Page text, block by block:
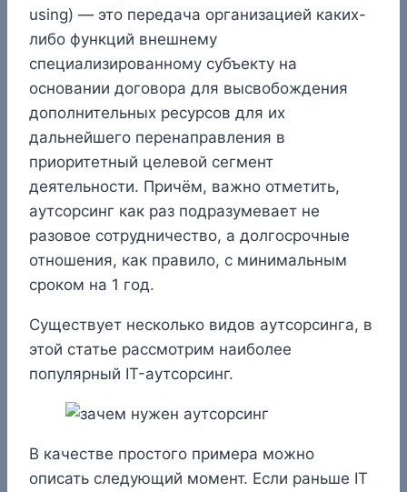
using) — это передача организацией каких-
либо функций внешнему
специализированному субъекту на
основании договора для высвобождения
дополнительных ресурсов для их
дальнейшего перенаправления в
приоритетный целевой сегмент
деятельности. Причём, важно отметить,
аутсорсинг как раз подразумевает не
разовое сотрудничество, а долгосрочные
отношения, как правило, с минимальным
сроком на 1 год.
Существует несколько видов аутсорсинга, в
этой статье рассмотрим наиболее
популярный IT-аутсорсинг.
В качестве простого примера можно
описать следующий момент. Если раньше IT